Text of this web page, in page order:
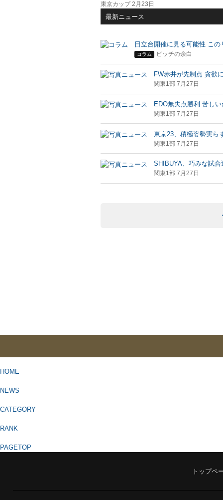
東京カップ 2月23日
最新ニュース
日立台開催に見る可能性 こ
コラム ピッチの余白
FW赤井が先制点 貪欲
関東1部 7月27日
EDO無失点勝利 苦し
関東1部 7月27日
東京23、積極姿勢実ら
関東1部 7月27日
SHIBUYA、巧みな試
関東1部 7月27日
HOME
NEWS
CATEGORY
RANK
PAGETOP
トップペ